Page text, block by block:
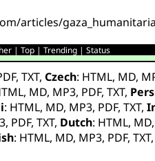
articles/
|Top |Trending |Status
,TXT,Czech: HTML, MD,
, MD, MP3, PDF,TXT,
: HTML, MD, MP3, PDF,TXT,
, PDF,TXT, Dutch: HTML, MD,
: HTML, MD, MP3, PDF,TXT